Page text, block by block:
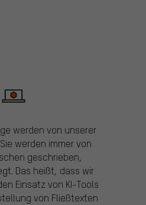
werden von unserer
werden immer von
geschrieben,
Das heißt, dass wir
Einsatz von KI-Tools
von Fließtexten